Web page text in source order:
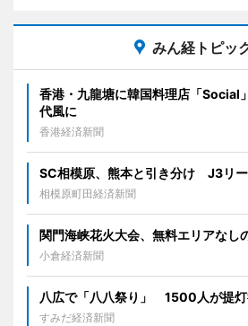
みん経トピッ
香港・九龍塘に韓国料理店「
代風に
香港経済新聞
SC相模原、熊本と引き分け J3リ
相模原町田経済新聞
関門海峡花火大会、無料エリアなし
小倉経済新聞
八広で「八八祭り」 1500人が提灯
すみだ経済新聞